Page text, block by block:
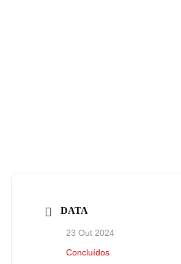
DATA
23 Out 2024
Concluídos